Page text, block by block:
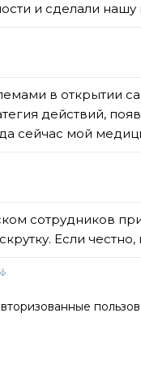
и сделали
в открытии
действий,
сейчас мой
сотрудников
Если